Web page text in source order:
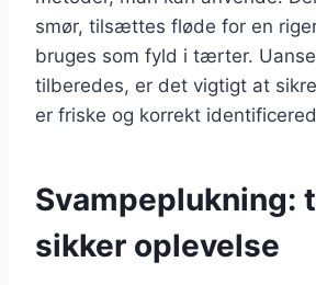
smør, tilsættes fløde for en
bruges som fyld i tærter.
tilberedes, er det vigtigt at
er friske og korrekt
Svampeplukning:
sikker oplevelse